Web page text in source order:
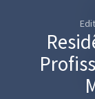
Graduação